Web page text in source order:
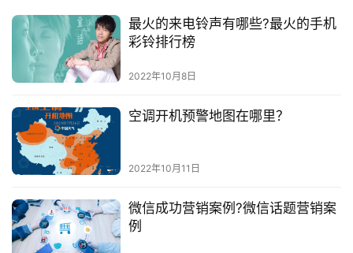
最火的来电铃声有哪些?最火的手机
彩铃排行榜
2022年10月8日
空调开机预警地图在哪里？
2022年10月11日
微信成功营销案例?微信话题营销案
例